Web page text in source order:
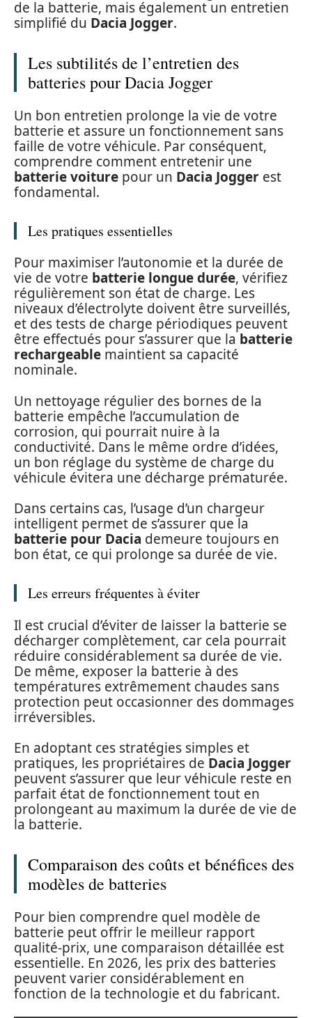
de la batterie, mais également un entretien
simplifié du Dacia Jogger.
Les subtilités de l’entretien des
batteries pour Dacia Jogger
Un bon entretien prolonge la vie de votre
batterie et assure un fonctionnement sans
faille de votre véhicule. Par conséquent,
comprendre comment entretenir une
batterie voiture pour un Dacia Jogger est
fondamental.
Les pratiques essentielles
Pour maximiser l’autonomie et la durée de
vie de votre batterie longue durée, vérifiez
régulièrement son état de charge. Les
niveaux d’électrolyte doivent être surveillés,
et des tests de charge périodiques peuvent
être effectués pour s’assurer que la batterie
rechargeable maintient sa capacité
nominale.
Un nettoyage régulier des bornes de la
batterie empêche l’accumulation de
corrosion, qui pourrait nuire à la
conductivité. Dans le même ordre d’idées,
un bon réglage du système de charge du
véhicule évitera une décharge prématurée.
Dans certains cas, l’usage d’un chargeur
intelligent permet de s’assurer que la
batterie pour Dacia demeure toujours en
bon état, ce qui prolonge sa durée de vie.
Les erreurs fréquentes à éviter
Il est crucial d’éviter de laisser la batterie se
décharger complètement, car cela pourrait
réduire considérablement sa durée de vie.
De même, exposer la batterie à des
températures extrêmement chaudes sans
protection peut occasionner des dommages
irréversibles.
En adoptant ces stratégies simples et
pratiques, les propriétaires de Dacia Jogger
peuvent s’assurer que leur véhicule reste en
parfait état de fonctionnement tout en
prolongeant au maximum la durée de vie de
la batterie.
Comparaison des coûts et bénéfices des
modèles de batteries
Pour bien comprendre quel modèle de
batterie peut offrir le meilleur rapport
qualité-prix, une comparaison détaillée est
essentielle. En 2026, les prix des batteries
peuvent varier considérablement en
fonction de la technologie et du fabricant.